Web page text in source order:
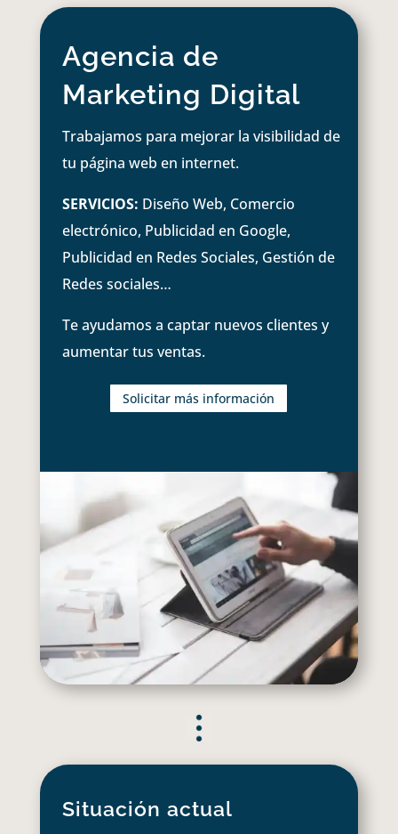
Agencia de
Marketing Digital
Trabajamos para mejorar la visibilidad de
tu página web en internet.
SERVICIOS: Diseño Web, Comercio
electrónico, Publicidad en Google,
Publicidad en Redes Sociales, Gestión de
Redes sociales…
Te ayudamos a captar nuevos clientes y
aumentar tus ventas.
Solicitar más información
Situación actual